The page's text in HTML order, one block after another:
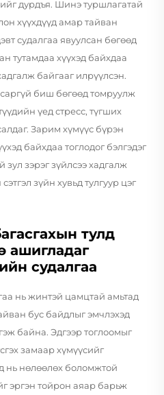
дурдъя. Шинэ туршлагатай
хүүхдүүд амар тайван
судалгаа явуулсан бөгөөд
тутамдаа хүүхэд байхдаа
байгааг илрүүлсэн.
биш бөгөөд томруулж
үед стресс, түгших
Зарим хүмүүс бүрэн
байхдаа тоглодог бэлгэдэг
зул зэрэг зүйлсээ хадгалж
зүйн хувьд тулгуур цэг
тулд
ашигладаг
судалгаа
нь жинтэй цамцтай амьтад
бус байдлыг эмчлэхэд
байна. Эдгээр тоглоомыг
замаар хүмүүсийг
нь нөлөөлөх боломжтой
эргэн тойрон аяар барьж